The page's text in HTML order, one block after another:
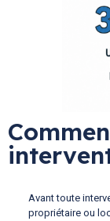
Avant toute
propriétaire ou